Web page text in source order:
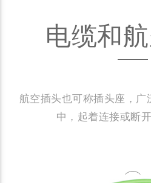
电缆和
航空插头也可称插头座，广
中，起着连接或断